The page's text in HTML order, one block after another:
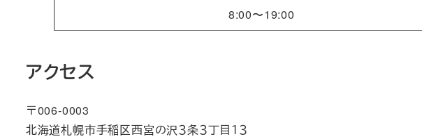
8:00〜19:00
アクセス
〒006-0003
北海道札幌市手稲区西宮の沢３条３丁目１３